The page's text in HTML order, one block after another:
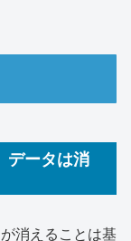
データは消
消えることは基